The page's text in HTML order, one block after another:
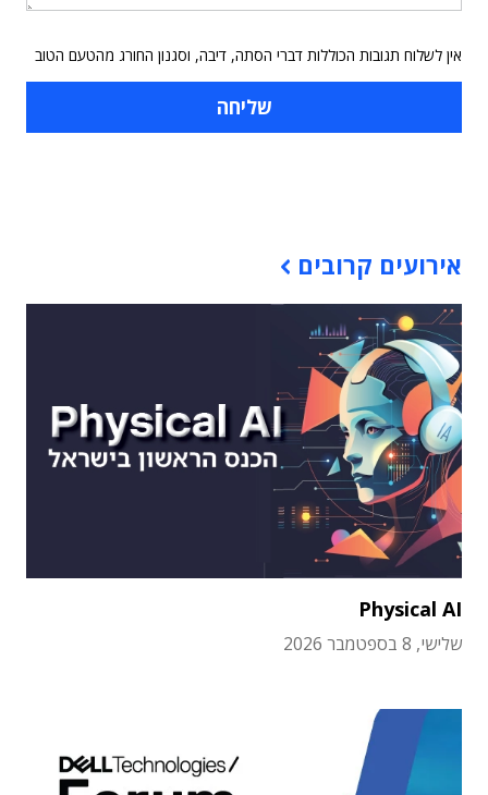
אין לשלוח תגובות הכוללות דברי הסתה, דיבה, וסגנון החורג מהטעם הטוב
אירועים קרובים
Physical AI
שלישי, 8 בספטמבר 2026